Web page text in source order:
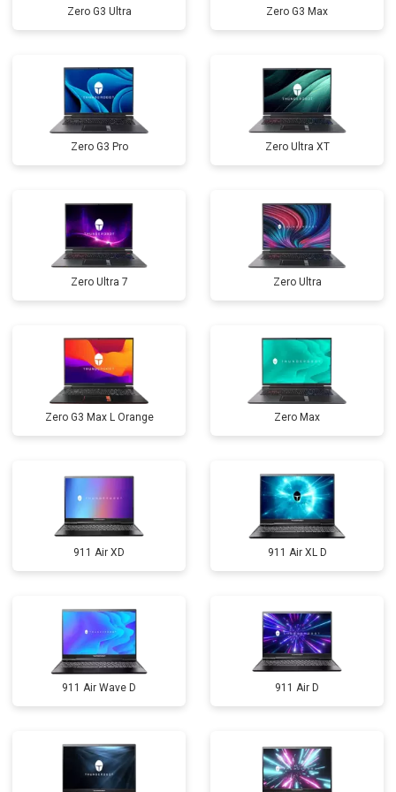
Замена северного моста от 3500 ₽
Zero G3 Ultra Zero G3 Max
Zero G3 Pro Zero Ultra XT
Zero Ultra 7 Zero Ultra
Zero G3 Max L Orange Zero Max
911 Air XD 911 Air XL D
911 Air Wave D 911 Air D